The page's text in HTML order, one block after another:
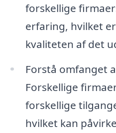
forskellige
erfaring, hvilket
kvaliteten af det
Forstå omfanget
Forskellige
forskellige
hvilket kan